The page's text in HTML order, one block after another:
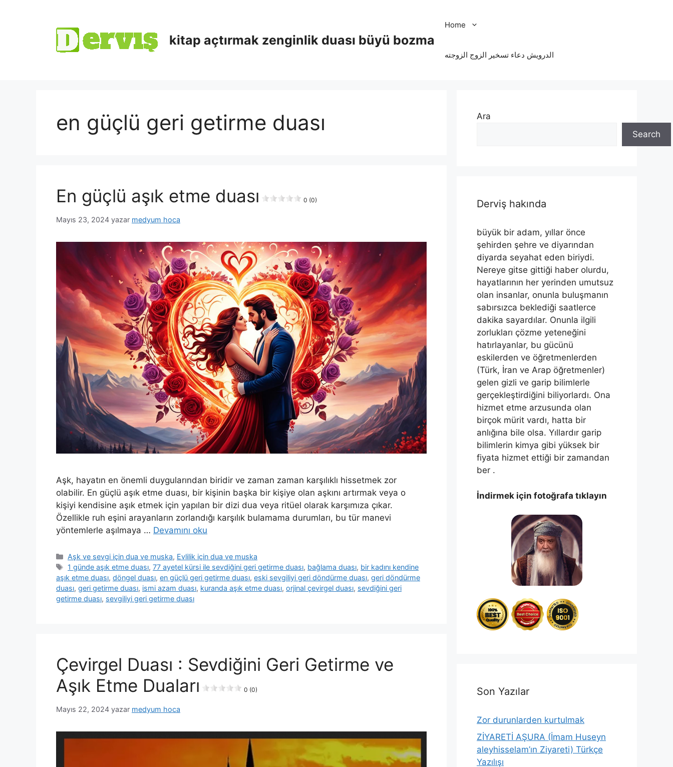
kitap açtırmak zenginlik duası büyü bozma
Home
الدرویش دعاء تسخير الزوج الزوجته
en güçlü geri getirme duası
En güçlü aşık etme duası 0 (0)
Mayıs 23, 2024 yazar medyum hoca
Aşk, hayatın en önemli duygularından biridir ve zaman zaman karşılıklı hissetmek zor
olabilir. En güçlü aşık etme duası, bir kişinin başka bir kişiye olan aşkını artırmak veya o
kişiyi kendisine aşık etmek için yapılan bir dizi dua veya ritüel olarak karşımıza çıkar.
Özellikle ruh eşini arayanların zorlandığı karşılık bulamama durumları, bu tür manevi
yöntemlerle aşılmaya … Devamını oku
Aşk ve sevgi için dua ve muska, Evlilik için dua ve muska
1 günde aşık etme duası,77 ayetel kürsi ile sevdiğini geri getirme duası, bağlama duası, bir kadını kendine
aşık etme duası, döngel duası, en güçlü geri getirme duası, eski sevgiliyi geri döndürme duası, geri döndürme
duası, geri getirme duası, ismi azam duası, kuranda aşık etme duası, orjinal çevirgel duası, sevdiğini geri
getirme duası, sevgiliyi geri getirme duası
Çevirgel Duası : Sevdiğini Geri Getirme ve
Aşık Etme Duaları
0 (0)
Mayıs 22, 2024 yazar medyum hoca
Ara
Search
Derviş hakında
büyük bir adam, yıllar önce
şehirden şehre ve diyarından
diyarda seyahat eden biriydi.
Nereye gitse gittiği haber olurdu,
hayatlarının her yerinden umutsuz
olan insanlar, onunla buluşmanın
sabırsızca beklediği saatlerce
dakika sayardılar. Onunla ilgili
zorlukları çözme yeteneğini
hatırlayanlar, bu gücünü
eskilerden ve öğretmenlerden
(Türk, İran ve Arap öğretmenler)
gelen gizli ve garip bilimlerle
gerçekleştirdiğini biliyorlardı. Ona
hizmet etme arzusunda olan
birçok mürit vardı, hatta bir
anlığına bile olsa. Yıllardır garip
bilimlerin kimya gibi yüksek bir
fiyata hizmet ettiği bir zamandan
ber .
İndirmek için fotoğrafa tıklayın
Son Yazılar
Zor durunlarden kurtulmak
ZİYARETİ AŞURA (İmam Huseyn
aleyhisselam’ın Ziyareti) Türkçe
Yazılışı